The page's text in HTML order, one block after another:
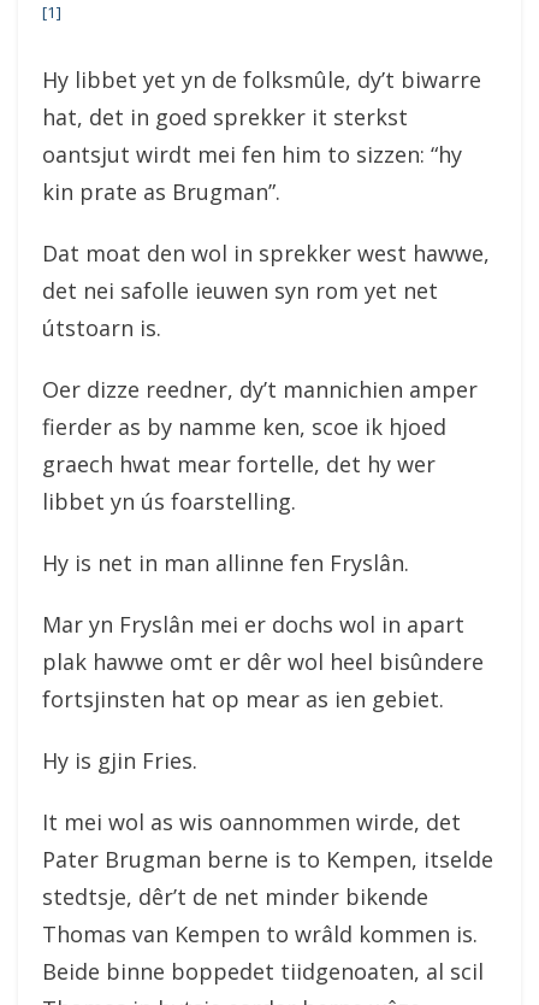
[1]
Hy libbet yet yn de folksmûle, dy’t biwarre
hat, det in goed sprekker it sterkst
oantsjut wirdt mei fen him to sizzen: “hy
kin prate as Brugman”.
Dat moat den wol in sprekker west hawwe,
det nei safolle ieuwen syn rom yet net
útstoarn is.
Oer dizze reedner, dy’t mannichien amper
fierder as by namme ken, scoe ik hjoed
graech hwat mear fortelle, det hy wer
libbet yn ús foarstelling.
Hy is net in man allinne fen Fryslân.
Mar yn Fryslân mei er dochs wol in apart
plak hawwe omt er dêr wol heel bisûndere
fortsjinsten hat op mear as ien gebiet.
Hy is gjin Fries.
It mei wol as wis oannommen wirde, det
Pater Brugman berne is to Kempen, itselde
stedtsje, dêr’t de net minder bikende
Thomas van Kempen to wrâld kommen is.
Beide binne boppedet tiidgenoaten, al scil